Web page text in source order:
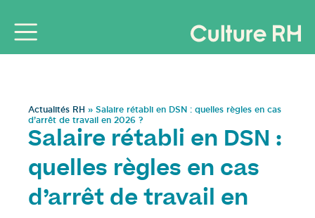
Actualités RH » Salaire rétabli en DSN : quelles règles en cas
d’arrêt de travail en 2026 ?
Salaire rétabli en DSN :
quelles règles en cas
d’arrêt de travail en